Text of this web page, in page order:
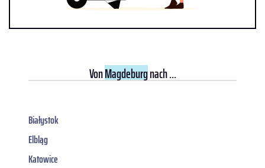
VonMagdeburgnach ...
Białystok
Elbląg
Katowice